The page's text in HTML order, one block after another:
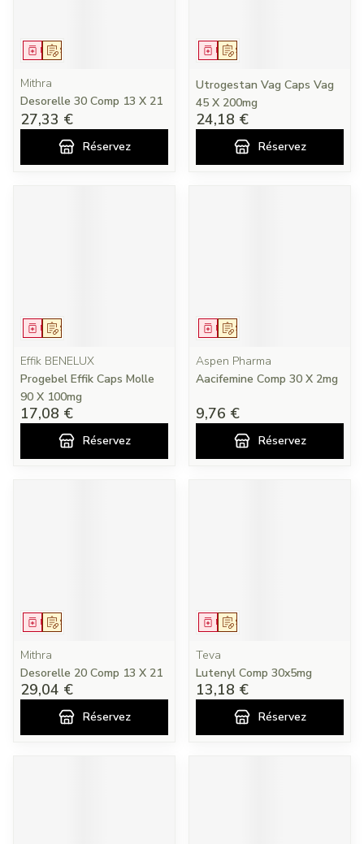
Sur prescription
Médicament
Mithra
Desorelle 30 Comp 13 X 21
27,33 €
Réservez
Sur prescription
Médicament
Utrogestan Vag Caps Vag
45 X 200mg
24,18 €
Réservez
Sur prescription
Médicament
Effik BENELUX
Progebel Effik Caps Molle
90 X 100mg
17,08 €
Réservez
Sur prescription
Médicament
Aspen Pharma
Aacifemine Comp 30 X 2mg
9,76 €
Réservez
Sur prescription
Médicament
Mithra
Desorelle 20 Comp 13 X 21
29,04 €
Réservez
Sur prescription
Médicament
Teva
Lutenyl Comp 30x5mg
13,18 €
Réservez